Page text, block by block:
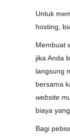
Untuk
hosting,
Membuat
jika Anda
langsung
bersama
website
biaya
Bagi